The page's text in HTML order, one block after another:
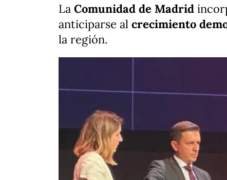
La Comunidad de Madrid
anticiparse al crecimiento
la región.